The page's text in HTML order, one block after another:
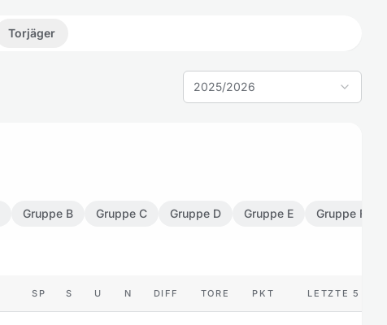
Torjäger
2025/2026
Gruppe B Gruppe C Gruppe D Gruppe E Gruppe F
SP S U N DIFF TORE PKT LETZTE 5